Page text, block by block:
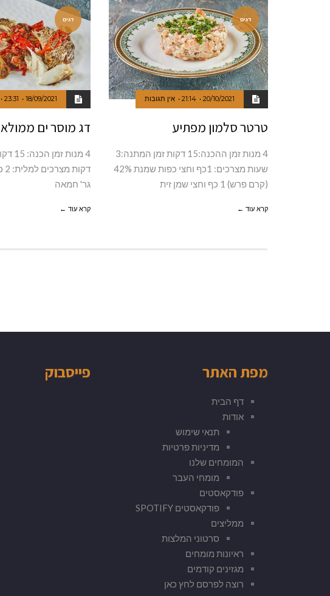
דגים
20/10/2021
21:14 אין תגובות
טרטר סלמון מפתיע
4 מנות זמן ההכנה:15 דקות זמן המתנה:3
שעות מצרכים: 1כף וחצי כפות שמנת 42%
(קרם פרש) 1 כף וחצי שמן זית
קרא עוד ←
דגים
18/09/2021
23:31
דג מוסר ים ממולא
גר' חמאה
קרא עוד ←
מפת האתר
דף הבית
אודות
תנאי שימוש
מדיניות פרטיות
המומחים שלנו
מומחי העבר
פודקאסטים
פודקאסטים SPOTIFY
ממליצים
סרטוני המלצות
ראיונות מומחים
מגזינים קודמים
רוצה לפרסם לחץ כאן
פייסבוק